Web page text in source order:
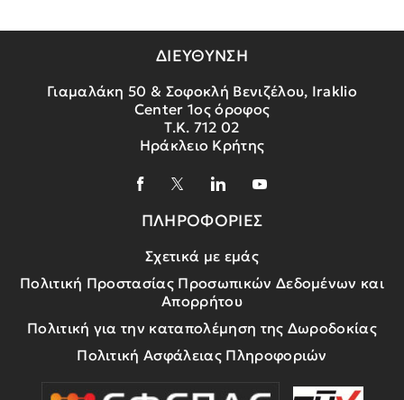
ΔΙΕΥΘΥΝΣΗ
Γιαμαλάκη 50 & Σοφοκλή Βενιζέλου, Iraklio
Center 1ος όροφος
Τ.Κ. 712 02
Ηράκλειο Κρήτης
ΠΛΗΡΟΦΟΡΙΕΣ
Σχετικά με εμάς
Πολιτική Προστασίας Προσωπικών Δεδομένων και
Απορρήτου
Πολιτική για την καταπολέμηση της Δωροδοκίας
Πολιτική Ασφάλειας Πληροφοριών